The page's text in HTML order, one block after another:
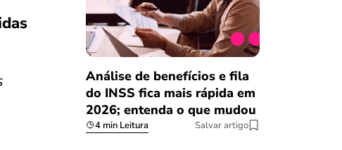
Análise de benefícios e fila
do INSS fica mais rápida em
2026; entenda o que mudou
4 min Leitura Salvar artigo